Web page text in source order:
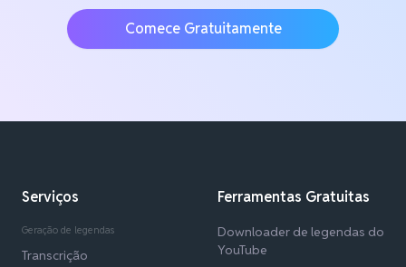
Comece Gratuitamente
Serviços
Geração de legendas
Transcrição
Ferramentas Gratuitas
Downloader de legendas do
YouTube